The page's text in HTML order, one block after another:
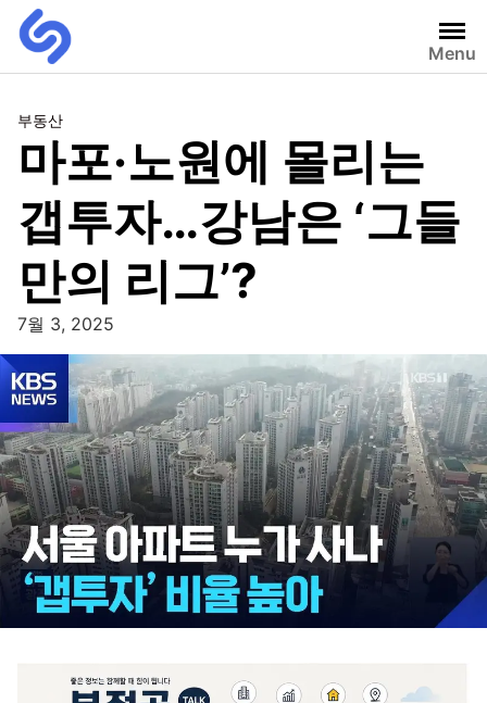
Menu
부동산
마포·노원에 몰리는
갭투자…강남은 ‘그들
만의 리그’?
7월 3, 2025